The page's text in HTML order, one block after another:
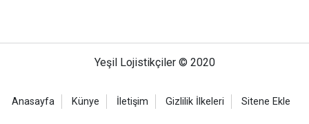
Yeşil Lojistikçiler © 2020
Anasayfa Künye İletişim Gizlilik İlkeleri Sitene Ekle